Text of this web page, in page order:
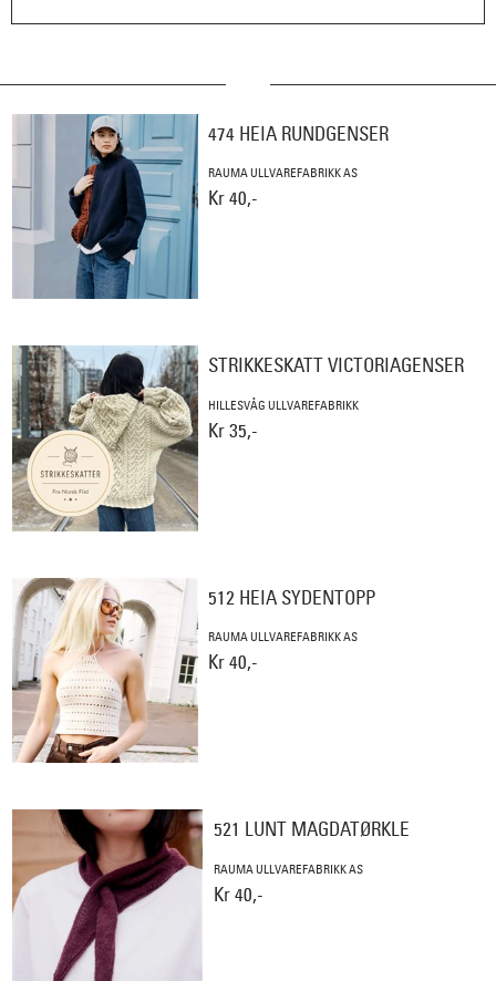
474 HEIA RUNDGENSER
RAUMA ULLVAREFABRIKK AS
Kr 40,-
STRIKKESKATT VICTORIAGENSER
HILLESVÅG ULLVAREFABRIKK
Kr 35,-
512 HEIA SYDENTOPP
RAUMA ULLVAREFABRIKK AS
Kr 40,-
521 LUNT MAGDATØRKLE
RAUMA ULLVAREFABRIKK AS
Kr 40,-